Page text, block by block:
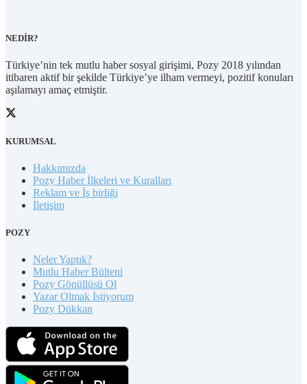
NEDİR?
Türkiye’nin tek mutlu haber sosyal girişimi, Pozy 2018 yılından
itibaren aktif bir şekilde Türkiye’ye ilham vermeyi, pozitif konuları
aşılamayı amaç etmiştir.
KURUMSAL
Hakkımızda
Pozy Haber İlkeleri ve Kuralları
Reklam ve İş birliği
İletişim
POZY
Neler Yaptık?
Mutlu Haber Bülteni
Pozy Gönüllüsü Ol
Yazar Olmak İstiyorum
Pozy Dükkan